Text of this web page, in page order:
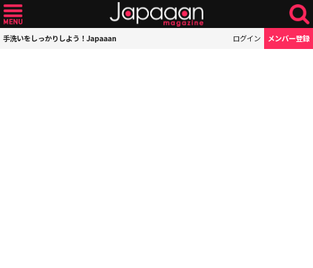
手洗いをしっかりしよう！Japaaan ログイン メンバー登録